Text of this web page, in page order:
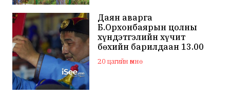
Даян аварга
Б.Орхонбаярын цолны
хүндэтгэлийн хүчит
бөхийн барилдаан 13.00
цагаас эхэлнэ
20 цагийн өмнө